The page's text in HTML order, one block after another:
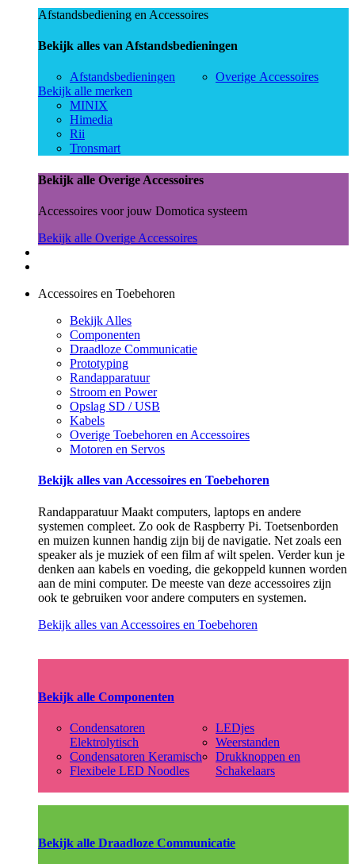
Afstandsbediening en Accessoires
Bekijk alles van Afstandsbedieningen
Afstandsbedieningen
Overige Accessoires
Bekijk alle merken
MINIX
Himedia
Rii
Tronsmart
Bekijk alle Overige Accessoires
Accessoires voor jouw Domotica systeem
Bekijk alle Overige Accessoires
Accessoires en Toebehoren
Bekijk Alles
Componenten
Draadloze Communicatie
Prototyping
Randapparatuur
Stroom en Power
Opslag SD / USB
Kabels
Overige Toebehoren en Accessoires
Motoren en Servos
Bekijk alles van Accessoires en Toebehoren
Randapparatuur Maakt computers, laptops en andere
systemen compleet. Zo ook de Raspberry Pi. Toetsenborden
en muizen kunnen handig zijn bij de navigatie. Net zoals een
speaker als je muziek of een film af wilt spelen. Verder kun je
denken aan kabels en voeding, die gekoppeld kunnen worden
aan de mini computer. De meeste van deze accessoires zijn
ook te gebruiken voor andere computers en systemen.
Bekijk alles van Accessoires en Toebehoren
Bekijk alle Componenten
Condensatoren
Elektrolytisch
Condensatoren Keramisch
Flexibele LED Noodles
LEDjes
Weerstanden
Drukknoppen en
Schakelaars
Bekijk alle Draadloze Communicatie